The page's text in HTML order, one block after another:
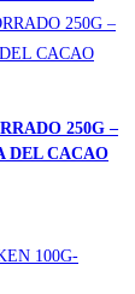
250G –
DEL CACAO